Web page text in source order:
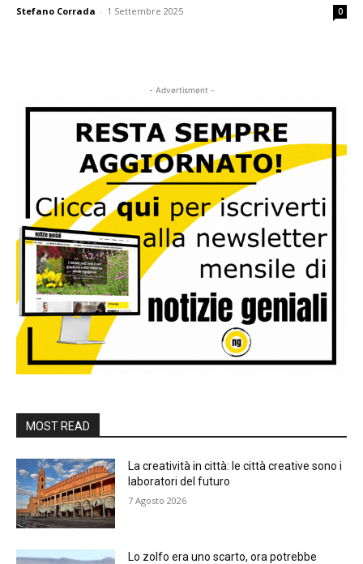
Stefano Corrada - 1 Settembre 2025 0
- Advertisment -
MOST READ
La creatività in città: le città creative sono i
laboratori del futuro
7 Agosto 2026
Lo zolfo era uno scarto, ora potrebbe